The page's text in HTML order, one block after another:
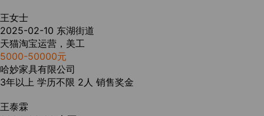
王女士
2025-02-10 东湖街道
天猫淘宝运营，美工
5000-50000元
哈妙家具有限公司
3年以上 学历不限 2人 销售奖金
王泰霖